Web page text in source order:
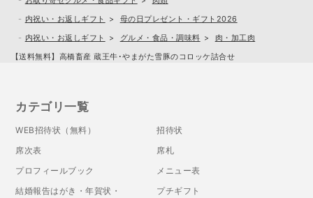
内祝い・お返しギフト
母の日プレゼント・ギフト2026
内祝い・お返しギフト
グルメ・食品・調味料
肉・加工肉
【送料無料】高橋畜産 蔵王牛･やまがた雪豚のコロッケ詰合せ
カテゴリ一覧
WEB招待状（無料）
招待状
席次表
席札
プロフィールブック
メニュー表
結婚報告はがき・年賀状・
プチギフト